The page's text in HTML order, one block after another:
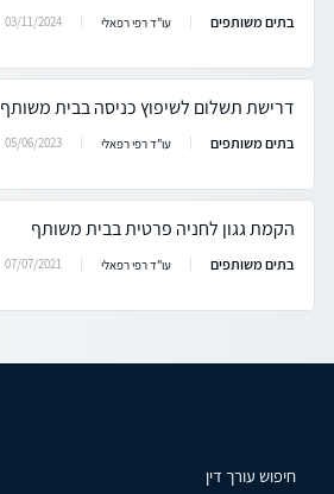
בתים משותפים עו"ד רפי רפאלי 03/11/2024
דרישת תשלום לשיפוץ כניסה בבית משותף
בתים משותפים עו"ד רפי רפאלי 05/06/2023
הקמת גגון לחניה פרטית בבית משותף
בתים משותפים עו"ד רפי רפאלי 07/07/2021
חיפוש עורך דין